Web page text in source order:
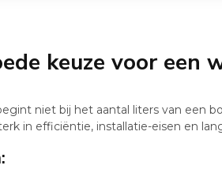
keuze voor
niet bij het aantal liters van een
in efficiëntie, installatie-eisen en